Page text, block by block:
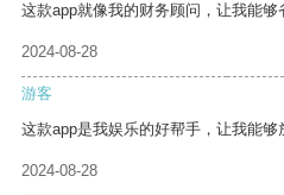
这款app就像我的财务顾问，让我能够
2024-08-28
游客
这款app是我娱乐的好帮手，让我能够
2024-08-28